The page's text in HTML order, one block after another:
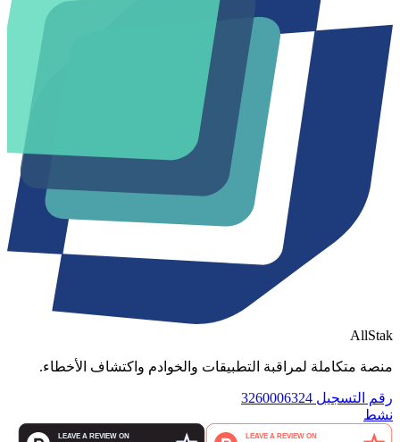
AllStak
منصة متكاملة لمراقبة التطبيقات والخوادم واكتشاف الأخطاء.
رقم التسجيل 3260006324
نشط